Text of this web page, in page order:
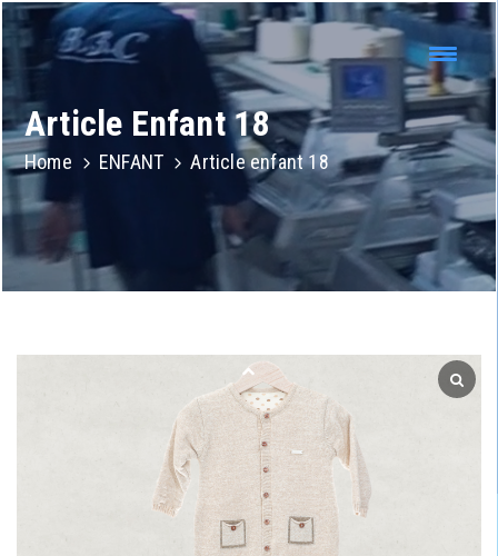
Article Enfant 18
Home ENFANT Article enfant 18